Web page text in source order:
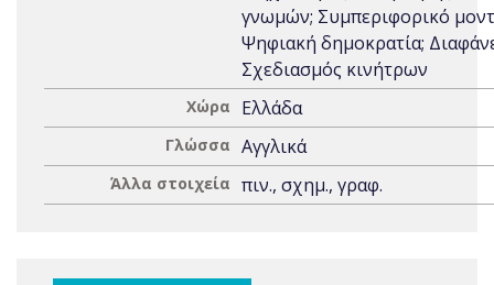
γνωμών; Συμπεριφορικό
Ψηφιακή δημοκρατία;
Σχεδιασμός κινήτρων
Χώρα Ελλάδα
Γλώσσα Αγγλικά
Άλλα στοιχεία πιν., σχημ., γραφ.